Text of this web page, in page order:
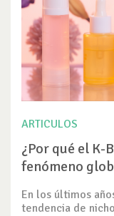
ARTICULOS
¿Por qué el K-
fenómeno
En los últimos
tendencia de